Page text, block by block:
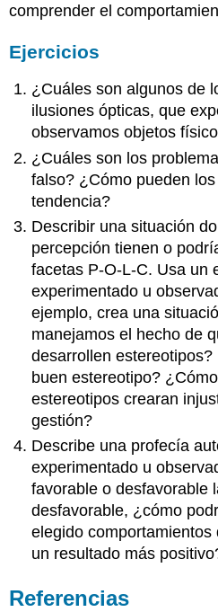
comprender el
Ejercicios
¿Cuáles son algunos de
ilusiones ópticas, que
observamos objetos
¿Cuáles son los
falso? ¿Cómo pueden
tendencia?
Describir una situación
percepción tienen o
facetas P-O-L-C. Usa un
experimentado u
ejemplo, crea una
manejamos el hecho de
desarrollen
buen estereotipo?
estereotipos crearan
gestión?
Describe una profecía
experimentado u
favorable o desfavorable
desfavorable, ¿cómo
elegido
un resultado más
Referencias